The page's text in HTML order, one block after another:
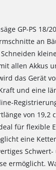
GP-PS 18/
an
allen Akkus
das Gerät
und eine
von 19,2
für flexible
eine
ermöglicht.